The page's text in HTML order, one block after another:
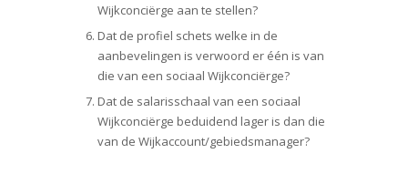
Wijkconciërge aan te stellen?
Dat de profiel schets welke in de
aanbevelingen is verwoord er één is van
die van een sociaal Wijkconciërge?
Dat de salarisschaal van een sociaal
Wijkconciërge beduidend lager is dan die
van de Wijkaccount/gebiedsmanager?